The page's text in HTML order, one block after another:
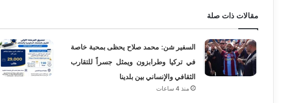
مقالات ذات صلة
السفير شن: محمد صلاح يحظى بمحبة خاصة
في تركيا وطرابزون ويمثل جسراً للتقارب
الثقافي والإنساني بين بلدينا
منذ 4 ساعات